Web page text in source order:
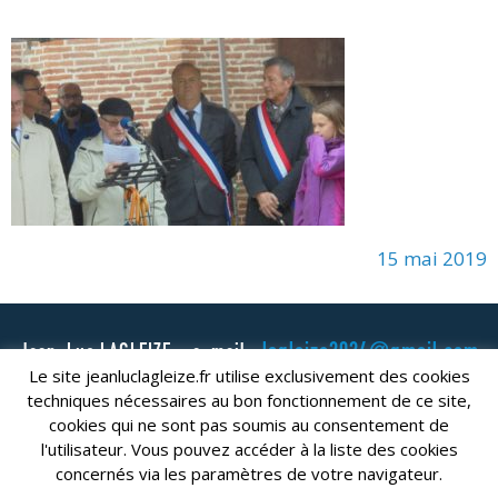
15 mai 2019
Jean-Luc LAGLEIZE - e-mail :lagleize2024@gmail.com
Mentions Légales- Copyright © 2024. Tous droits réservés.
Le site jeanluclagleize.fr utilise exclusivement des cookies
techniques nécessaires au bon fonctionnement de ce site,
cookies qui ne sont pas soumis au consentement de
l'utilisateur. Vous pouvez accéder à la liste des cookies
concernés via les paramètres de votre navigateur.